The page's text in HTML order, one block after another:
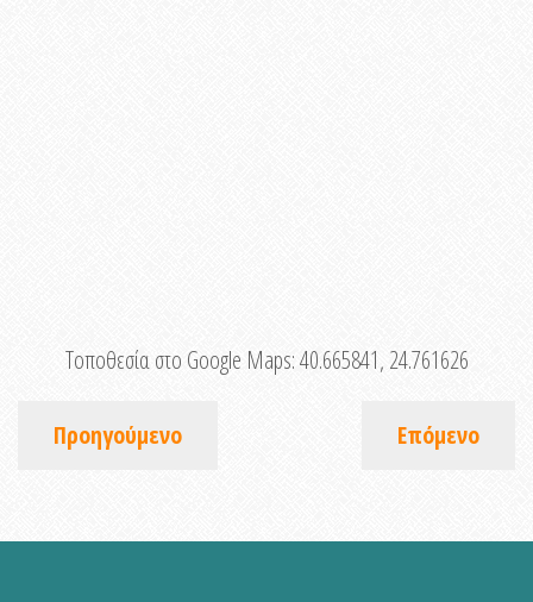
Τοποθεσία στο Google Maps:40.665841, 24.761626
Προηγούμενο Επόμενο